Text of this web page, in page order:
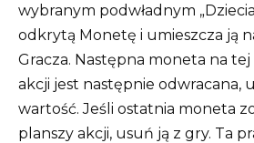
wybranym podwładnym
odkrytą Monetę i umieszcza ją
Gracza. Następna moneta na
akcji jest następnie odwracana,
wartość. Jeśli ostatnia moneta
planszy akcji, usuń ją z gry. Ta